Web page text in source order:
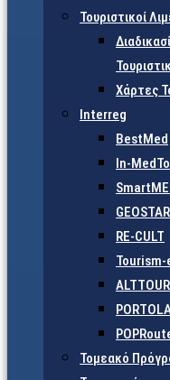
Τουριστικοί
Χάρτες
Interreg
BestMed
In-
RE-CULT
Tourism-
ALTTOUR
Τομεακό